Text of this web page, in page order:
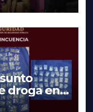
droga en
detenidos